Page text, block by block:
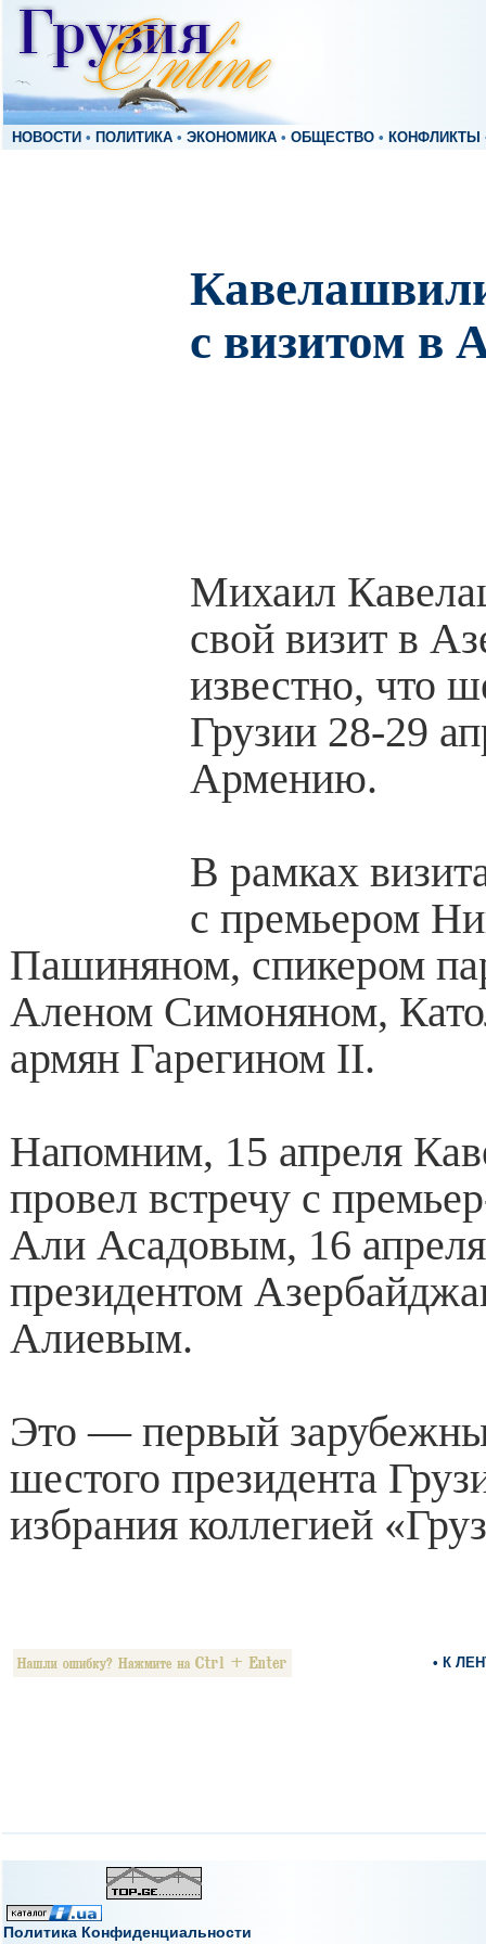
НОВОСТИ • ПОЛИТИКА • ЭКОНОМИКА • ОБЩЕСТВО • КОНФЛИКТЫ
с визитом в
Михаил
свой визит в
известно, что
Грузии 28-29
Армению.
В рамках
с премьером
Пашиняном, спикером
Аленом Симоняном,
армян Гарегином II.
Напомним, 15 апреля
провел встречу с
Али Асадовым, 16
президентом
Алиевым.
Это — первый
шестого президента
избрания коллегией
• К
Политика Конфиденциальности